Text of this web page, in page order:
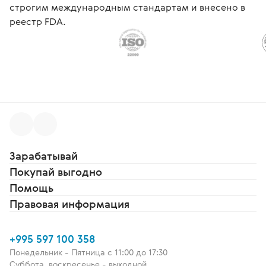
строгим международным стандартам и внесено в
реестр FDA.
Зарабатывай
Покупай выгодно
Помощь
Правовая информация
+995 597 100 358
Понедельник - Пятница c 11:00 до 17:30